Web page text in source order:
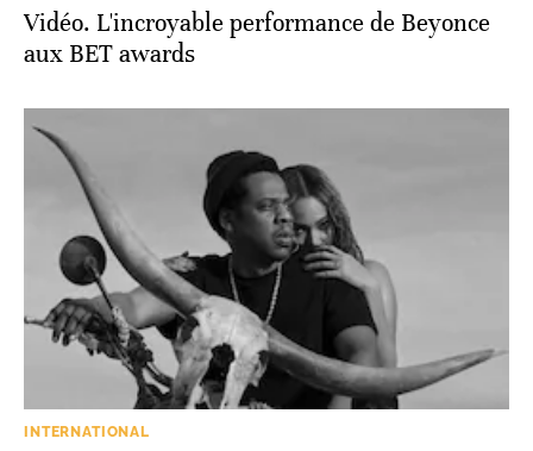
Vidéo. L'incroyable performance de Beyonce
aux BET awards
INTERNATIONAL